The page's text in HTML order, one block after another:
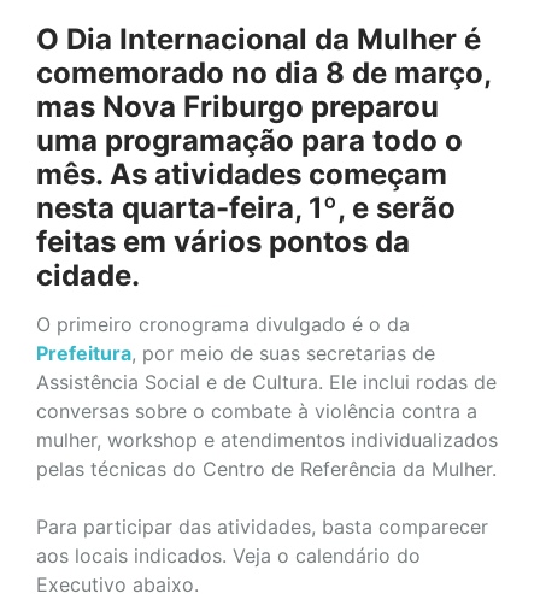
O Dia Internacional da Mulher é
comemorado no dia 8 de março,
mas Nova Friburgo preparou
uma programação para todo o
mês. As atividades começam
nesta quarta-feira, 1º, e serão
feitas em vários pontos da
cidade.
O primeiro cronograma divulgado é o da
Prefeitura, por meio de suas secretarias de
Assistência Social e de Cultura. Ele inclui rodas de
conversas sobre o combate à violência contra a
mulher, workshop e atendimentos individualizados
pelas técnicas do Centro de Referência da Mulher.
Para participar das atividades, basta comparecer
aos locais indicados. Veja o calendário do
Executivo abaixo.